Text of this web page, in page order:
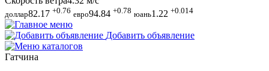
доллар82.17 +0.76 евро94.84 +0.78 юань1.22 +0.014
Добавить объявление
Гатчина